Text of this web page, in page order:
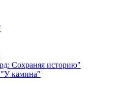
Сохраняя историю"
камина"